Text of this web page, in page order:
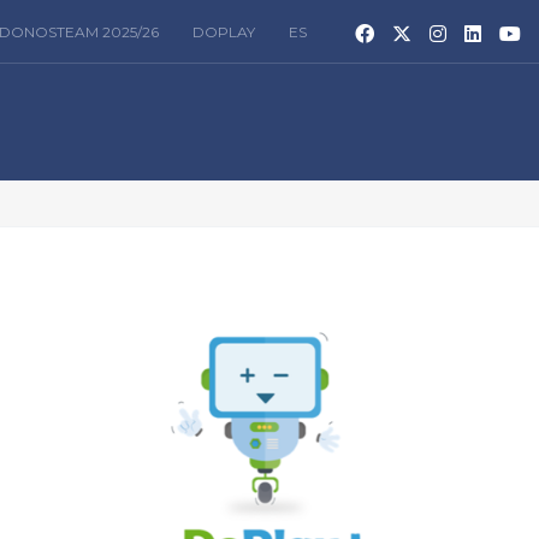
DONOSTEAM 2025/26 DOPLAY ES